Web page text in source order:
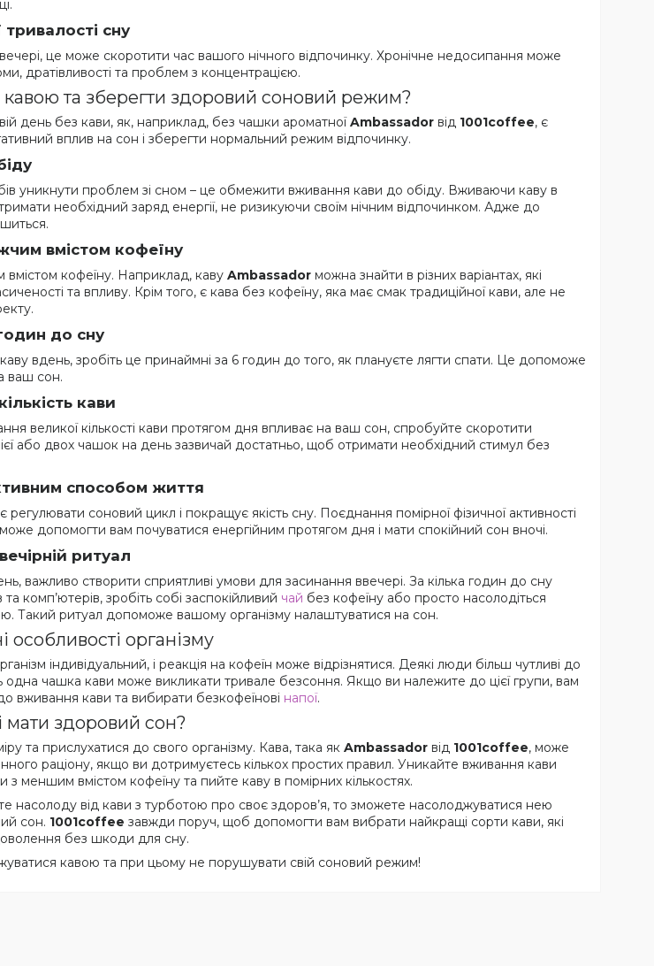
сну
це може скоротити час вашого нічного відпочинку. Хронічне недосипання може
дратівливості та проблем з концентрацією.
та зберегти здоровий соновий режим?
день без кави, як, наприклад, без чашки ароматноїAmbassador від 1001coffee, є
вплив на сон і зберегти нормальний режим відпочинку.
уникнути проблем зі сном – це обмежити вживання кави до обіду. Вживаючи каву в
необхідний заряд енергії, не ризикуючи своїм нічним відпочинком. Адже до
вмістом кофеїну
вмістом кофеїну. Наприклад, каву Ambassador можна знайти в різних варіантах, які
та впливу. Крім того, є кава без кофеїну, яка має смак традиційної кави, але не
до сну
вдень, зробіть це принаймні за 6 годин до того, як плануєте лягти спати. Це допоможе
ваш сон.
кави
великої кількості кави протягом дня впливає на ваш сон, спробуйте скоротити
або двох чашок на день зазвичай достатньо, щоб отримати необхідний стимул без
способом життя
регулювати соновий цикл і покращує якість сну. Поєднання помірної фізичної активності
допомогти вам почуватися енергійним протягом дня і мати спокійний сон вночі.
ритуал
важливо створити сприятливі умови для засинання ввечері. За кілька годин до сну
комп’ютерів, зробіть собі заспокійливий чай без кофеїну або просто насолодіться
Такий ритуал допоможе вашому організму налаштуватися на сон.
особливості організму
індивідуальний, і реакція на кофеїн може відрізнятися. Деякі люди більш чутливі до
одна чашка кави може викликати тривале безсоння. Якщо ви належите до цієї групи, вам
вживання кави та вибирати безкофеїнові напої.
мати здоровий сон?
та прислухатися до свого організму. Кава, така як Ambassador від 1001coffee, може
раціону, якщо ви дотримуєтесь кількох простих правил. Уникайте вживання кави
меншим вмістом кофеїну та пийте каву в помірних кількостях.
насолоду від кави з турботою про своє здоров’я, то зможете насолоджуватися нею
сон. 1001coffee завжди поруч, щоб допомогти вам вибрати найкращі сорти кави, які
без шкоди для сну.
кавою та при цьому не порушувати свій соновий режим!